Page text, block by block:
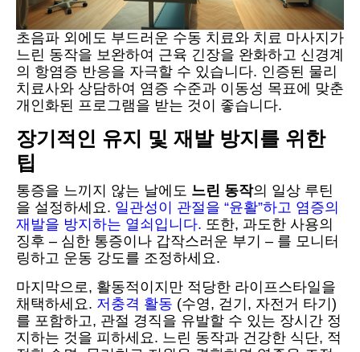
초음파 외에도 부드러운 수동 치료와 치료 마사지가
느린 동작을 보완하여 근육 긴장을 완화하고 신경계
의 항염증 반응을 자극할 수 있습니다. 인증된 물리
치료사와 상담하여 염증 수준과 이동성 목표에 맞춘
개인화된 프로그램을 받는 것이 좋습니다.
장기적인 유지 및 재발 방지를 위한
팁
통증을 느끼지 않는 날에도 느린 동작의 일상 루틴
을 설정하세요. 일관성이 관절을 “윤활”하고 염증의
재발을 방지하는 열쇠입니다. 또한, 과도한 사용의
징후 – 심한 통증이나 갑작스러운 부기 – 를 모니터
링하고 운동 강도를 조정하세요.
마지막으로, 활동적이지만 적당한 라이프스타일을
채택하세요. 저충격 활동 (수영, 걷기, 자전거 타기)
를 포함하고, 관절 경직을 유발할 수 있는 장시간 정
지하는 것을 피하세요. 느린 동작과 건강한 식단, 적